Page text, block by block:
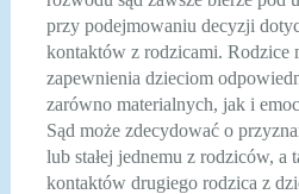
przy podejmowaniu decyzji
kontaktów z rodzicami. Rodzice
zapewnienia dzieciom
zarówno materialnych, jak i
Sąd może zdecydować o
lub stałej jednemu z rodziców, a
kontaktów drugiego rodzica z